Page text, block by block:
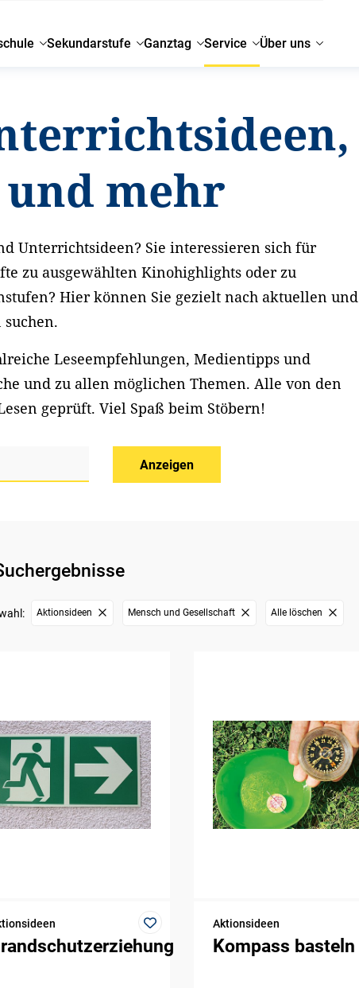
Sekundarstufe Ganztag Service Über uns
mehr
Unterrichtsideen? Sie interessieren sich für
zu ausgewählten Kinohighlights oder zu
Hier können Sie gezielt nach aktuellen und
Leseempfehlungen, Medientipps und
und zu allen möglichen Themen. Alle von den
geprüft. Viel Spaß beim Stöbern!
Anzeigen
Aktionsideen Mensch und Gesellschaft Alle löschen
Aktionsideen
Kompass basteln